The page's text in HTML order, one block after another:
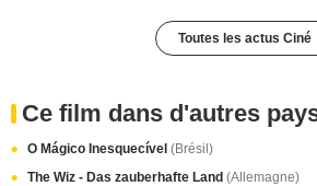
Toutes les actus Ciné
Ce film dans d'autres
O Mágico Inesquecível (Brésil)
The Wiz - Das zauberhafte Land (Allemagne)